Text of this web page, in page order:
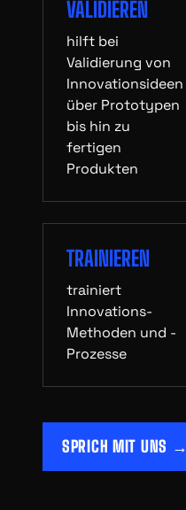
VALIDIEREN
hilft bei
Validierung von
Innovationsideen
über Prototypen
bis hin zu
fertigen
Produkten
TRAINIEREN
trainiert
Innovations-
Methoden und -
Prozesse
SPRICH MIT UNS →